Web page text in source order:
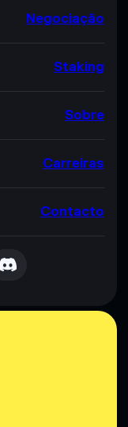
Negociação
Staking
Sobre
Carreiras
Contacto